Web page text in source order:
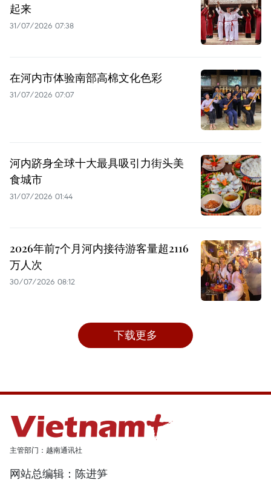
起来
31/07/2026 07:38
在河内市体验南部高棉文化色彩
31/07/2026 07:07
河内跻身全球十大最具吸引力街头美
食城市
31/07/2026 01:44
2026年前7个月河内接待游客量超2116
万人次
30/07/2026 08:12
下载更多
主管部门：越南通讯社
网站总编辑：陈进笋